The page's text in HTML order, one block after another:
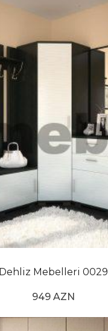
Dehliz Mebelleri 0029
949 AZN